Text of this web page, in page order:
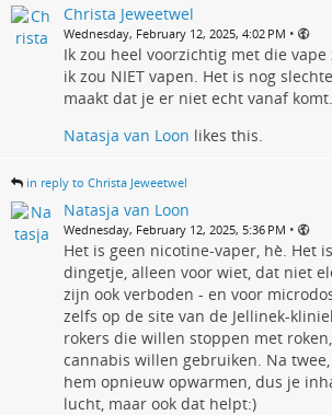
Christa Jeweetwel
Wednesday, February 12, 2025, 4:02 PM •
Ik zou heel voorzichtig met die vape
ik zou NIET vapen. Het is nog
maakt dat je er niet echt vanaf
Natasja van Loon likes this.
in reply to Christa Jeweetwel
Natasja van Loon
Wednesday, February 12, 2025, 5:36 PM •
Het is geen nicotine-vaper, hè. Het
dingetje, alleen voor wiet, dat niet
zijn ook verboden - en voor
zelfs op de site van de Jellinek-
rokers die willen stoppen met
cannabis willen gebruiken. Na
hem opnieuw opwarmen, dus je
lucht, maar ook dat helpt:)